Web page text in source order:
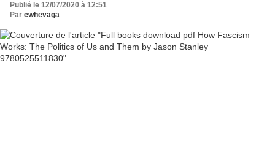
Publié le 12/07/2020 à 12:51
Par ewhevaga